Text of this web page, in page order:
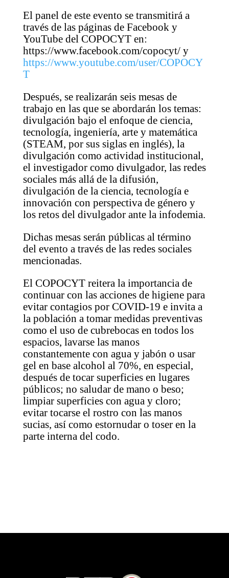
El panel de este evento se transmitirá a
través de las páginas de Facebook y
YouTube del COPOCYT en:
https://www.facebook.com/copocyt/ y
https://www.youtube.com/user/COPOCY
T
Después, se realizarán seis mesas de
trabajo en las que se abordarán los temas:
divulgación bajo el enfoque de ciencia,
tecnología, ingeniería, arte y matemática
(STEAM, por sus siglas en inglés), la
divulgación como actividad institucional,
el investigador como divulgador, las redes
sociales más allá de la difusión,
divulgación de la ciencia, tecnología e
innovación con perspectiva de género y
los retos del divulgador ante la infodemia.
Dichas mesas serán públicas al término
del evento a través de las redes sociales
mencionadas.
El COPOCYT reitera la importancia de
continuar con las acciones de higiene para
evitar contagios por COVID-19 e invita a
la población a tomar medidas preventivas
como el uso de cubrebocas en todos los
espacios, lavarse las manos
constantemente con agua y jabón o usar
gel en base alcohol al 70%, en especial,
después de tocar superficies en lugares
públicos; no saludar de mano o beso;
limpiar superficies con agua y cloro;
evitar tocarse el rostro con las manos
sucias, así como estornudar o toser en la
parte interna del codo.